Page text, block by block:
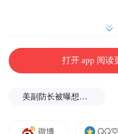
表示感谢，他介绍了
资源工作情况。近些
经济发展并坚持推
展，取得优异成绩。
占用指标以及重大项
打开 app 阅读
美副防长被曝想访华，“非常执着”